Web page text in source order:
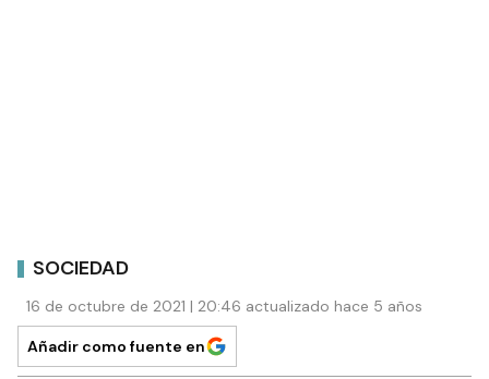
SOCIEDAD
16 de octubre de 2021 | 20:46 actualizado hace 5 años
Añadir como fuente en